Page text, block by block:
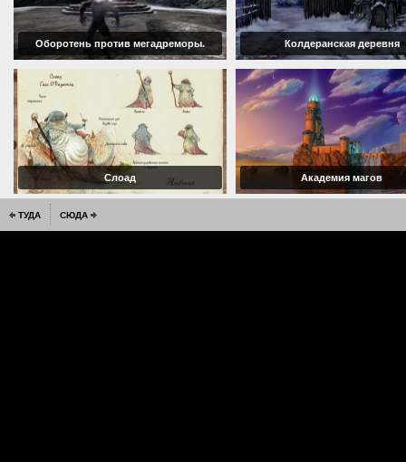
Оборотень против мегадреморы. Колдеранская деревня
Слоад Академия магов
ТУДА СЮДА